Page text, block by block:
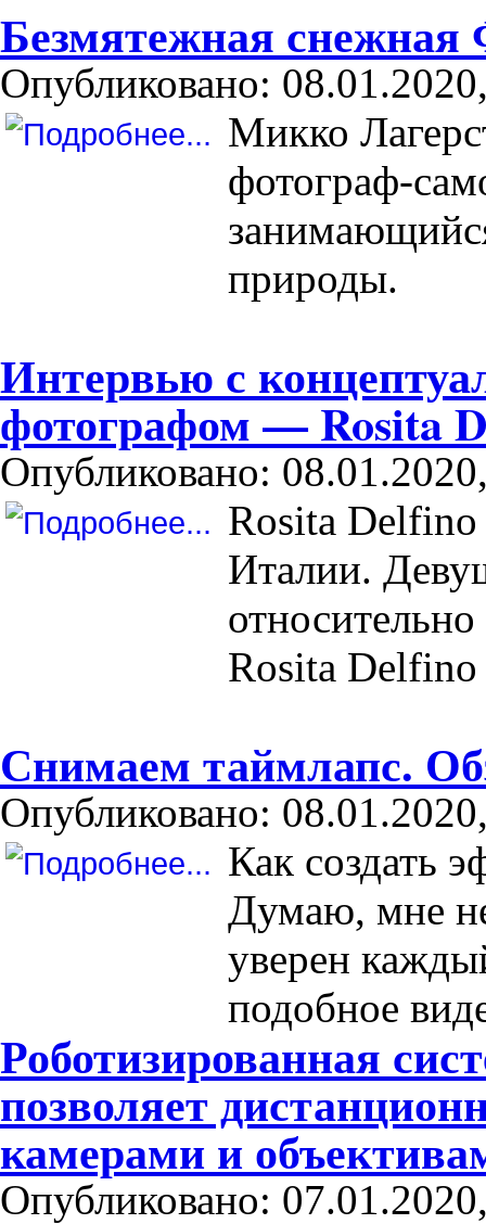
Безмятежная
Опубликовано:
Микко
фотограф-
природы.
Интервью с
фотографом — Rosita
Опубликовано:
Rosita Delfino
Италии.
Rosita Delfino
Снимаем таймлапс.
Опубликовано:
Как создать
Думаю, мне не
уверен
подобное
Роботизированная
позволяет
камерами и
Опубликовано: